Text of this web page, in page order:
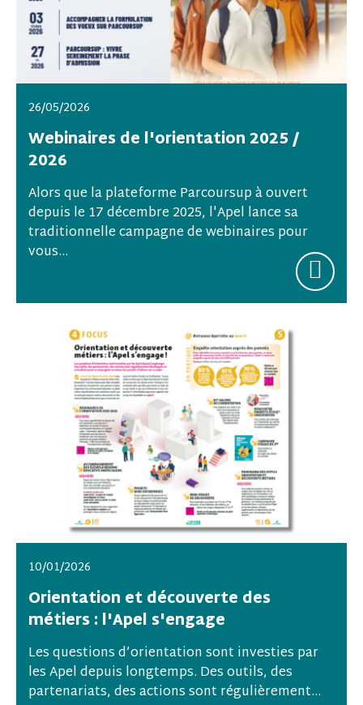
26/05/2026
Webinaires de l'orientation 2025 /
2026
Alors que la plateforme Parcoursup à ouvert
depuis le 17 décembre 2025, l'Apel lance sa
traditionnelle campagne de webinaires pour
vous...
10/01/2026
Orientation et découverte des
métiers : l'Apel s'engage
Les questions d’orientation sont investies par
les Apel depuis longtemps. Des outils, des
partenariats, des actions sont régulièrement...